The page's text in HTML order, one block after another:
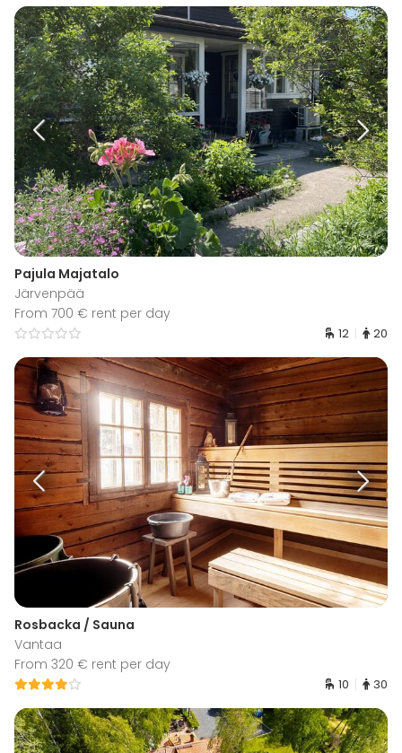
Pajula Majatalo
Järvenpää
From 700 € rent per day
12 20
Rosbacka / Sauna
Vantaa
From 320 € rent per day
10 30